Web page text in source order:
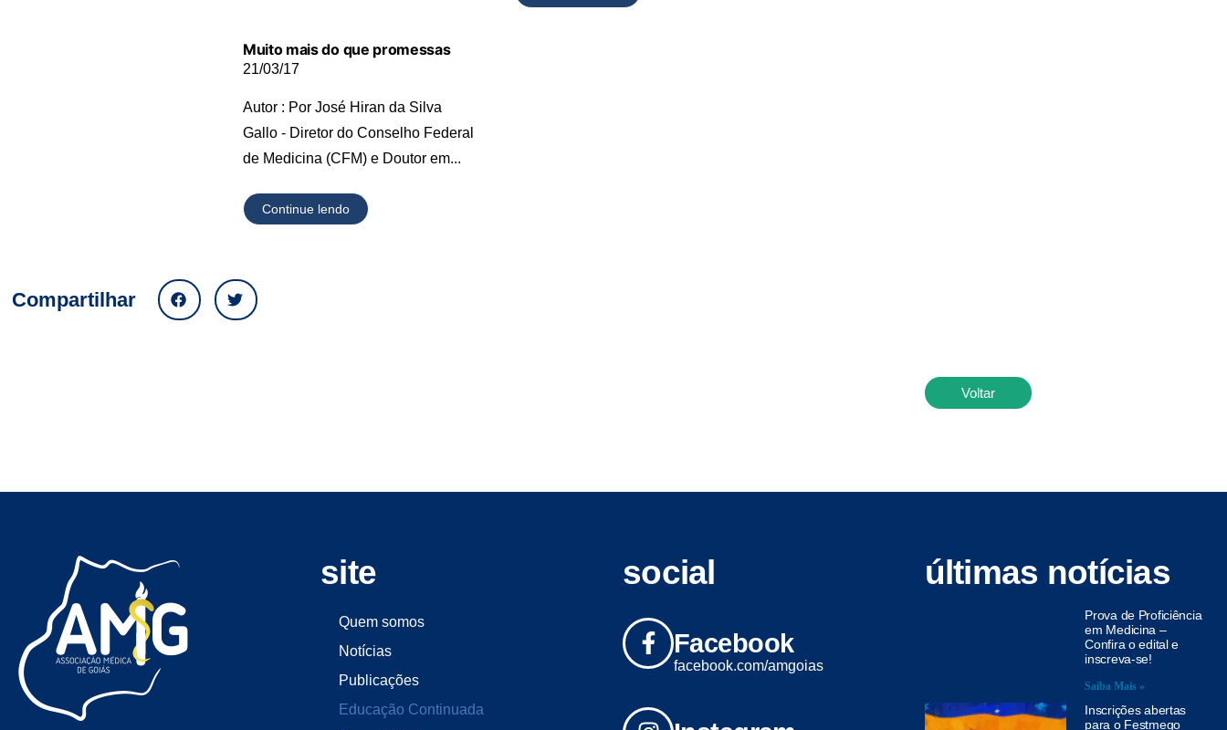
Muito mais do que promessas
21/03/17
Autor : Por José Hiran da Silva
Gallo - Diretor do Conselho Federal
de Medicina (CFM) e Doutor em...
Continue lendo
Compartilhar
Voltar
site
Quem somos
Notícias
Publicações
Educação Continuada
social
Facebook
facebook.com/amgoias
últimas notícias
Prova de Proficiência
em Medicina –
Confira o edital e
inscreva-se!
Saiba Mais »
Inscrições abertas
para o Festmego